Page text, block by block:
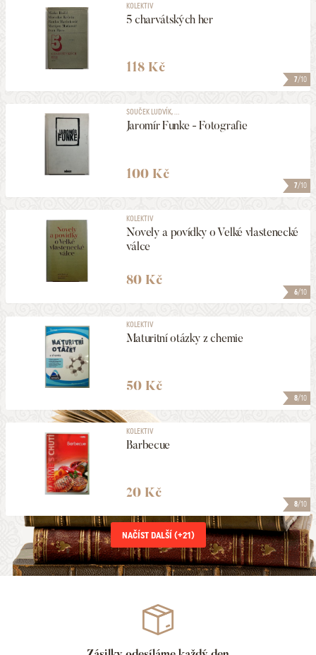
7/10
KOLEKTIV
5 charvátských her
118 Kč
7/10
SOUČEK LUDVÍK, ...
Jaromír Funke - Fotografie
100 Kč
6/10
KOLEKTIV
Novely a povídky o Velké vlastenecké
válce
80 Kč
8/10
KOLEKTIV
Maturitní otázky z chemie
50 Kč
8/10
KOLEKTIV
Barbecue
20 Kč
NAČÍST DALŠÍ (+21)